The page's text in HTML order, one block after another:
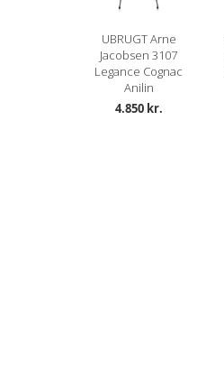
UBRUGT Arne
Jacobsen 3107
Legance Cognac
Anilin
4.850 kr.